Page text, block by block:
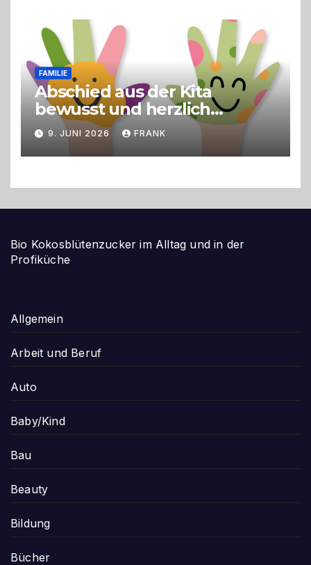
FAMILIE
Abschied aus der Kita
bewusst und herzlich
gestalten
9. JUNI 2026 FRANK
Bio Kokosblütenzucker im Alltag und in der
Profiküche
Allgemein
Arbeit und Beruf
Auto
Baby/Kind
Bau
Beauty
Bildung
Bücher